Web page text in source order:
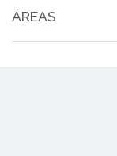
ÁREAS